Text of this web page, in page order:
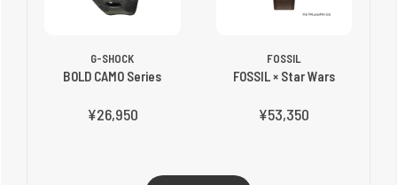
G-SHOCK
BOLD CAMO Series
¥26,950
FOSSIL
FOSSIL × Star Wars
¥53,350